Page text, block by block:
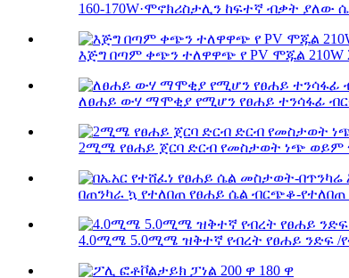
160-170W·ሞኖክሪስታሊን ከፍተኛ ብቃት ያለው
እጅግ በጣም ቀጭን ተለዋዋጭ የ PV ሞጁል 210W
ለፀሐይ ውሃ ማሞቂያ የሚሆን የፀሐይ ተንሳፋፊ
2ሚሜ የፀሐይ ጀርባ ድርብ የመስታወት ነጭ ወይም
በጠንካራ ኳ የተለበጠ የፀሐይ ሴል ብርጭቆ-የተለበጠ
4.0ሚሜ 5.0ሚሜ ዝቅተኛ የብረት የፀሐይ ንድፍ /